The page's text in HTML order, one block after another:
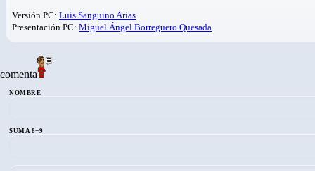
Versión PC: Luis Sanguino Arias
Presentación PC: Miguel Ángel Borreguero Quesada
comenta
NOMBRE
SUMA 8+9